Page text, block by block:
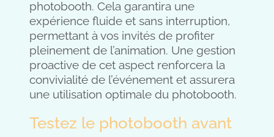
photobooth. Cela garantira une
expérience fluide et sans interruption,
permettant à vos invités de profiter
pleinement de l’animation. Une gestion
proactive de cet aspect renforcera la
convivialité de l’événement et assurera
une utilisation optimale du photobooth.
Testez le photobooth avant